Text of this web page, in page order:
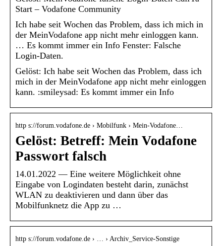
Start – Vodafone Community
Ich habe seit Wochen das Problem, dass ich mich in
der MeinVodafone app nicht mehr einloggen kann.
… Es kommt immer ein Info Fenster: Falsche
Login-Daten.
Gelöst: Ich habe seit Wochen das Problem, dass ich
mich in der MeinVodafone app nicht mehr einloggen
kann. :smileysad: Es kommt immer ein Info
http s://forum.vodafone.de › Mobilfunk › Mein-Vodafone…
Gelöst: Betreff: Mein Vodafone
Passwort falsch
14.01.2022 — Eine weitere Möglichkeit ohne
Eingabe von Logindaten besteht darin, zunächst
WLAN zu deaktivieren und dann über das
Mobilfunknetz die App zu …
http s://forum.vodafone.de › … › Archiv_Service-Sonstige